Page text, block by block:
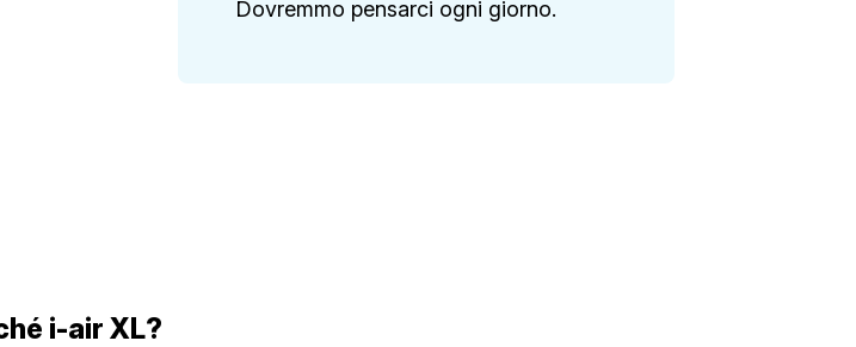
Dovremmo pensarci ogni giorno.
i-air XL?